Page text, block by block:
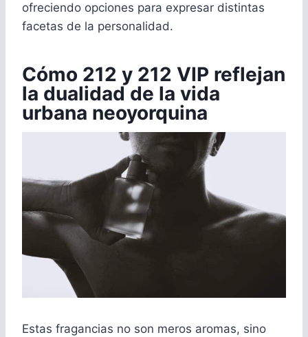
ofreciendo opciones para expresar distintas
facetas de la personalidad.
Cómo 212 y 212 VIP reflejan
la dualidad de la vida
urbana neoyorquina
Estas fragancias no son meros aromas, sino